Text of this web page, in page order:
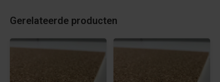
Gerelateerde producten